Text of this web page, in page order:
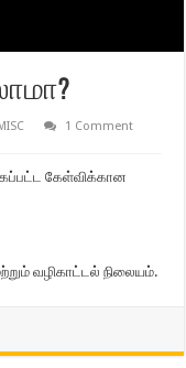
1 Comment
கேள்விக்கான
வழிகாட்டல் நிலையம்.